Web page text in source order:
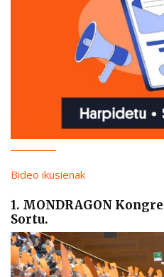
Bideo ikusienak
1. MONDRAGON
Sortu.